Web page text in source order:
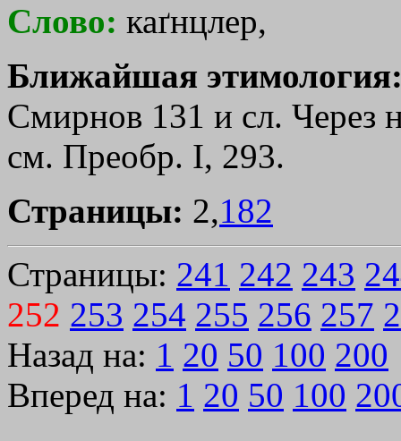
Слово: каґнцлер,
Ближайшая
Смирнов 131 и сл. Через
см. Преобр. I, 293.
Страницы: 2,182
Страницы: 241 242 243
252 253 254 255 256 257
Назад на: 1 20 50 100 200
Вперед на: 1 20 50 100